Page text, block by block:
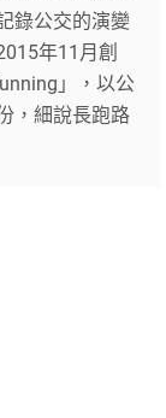
錄公交的演變
年11月創
」，以公
，細說長跑路